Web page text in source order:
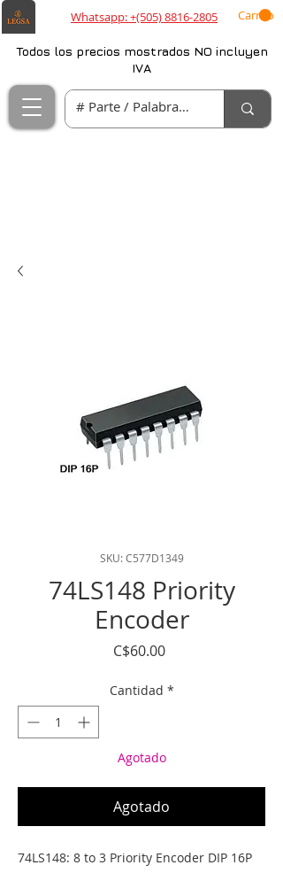
Whatsapp: +(505) 8816-2805 Carrito
Todos los precios mostrados NO incluyen
IVA
SKU: C577D1349
74LS148 Priority
Encoder
C$60.00Precio
Cantidad *
Agotado
Agotado
74LS148: 8 to 3 Priority Encoder DIP 16P